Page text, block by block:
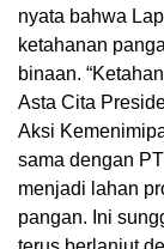
nyata bahwa
ketahanan
binaan.
Asta Cita
Aksi
sama dengan
menjadi lahan
pangan. Ini